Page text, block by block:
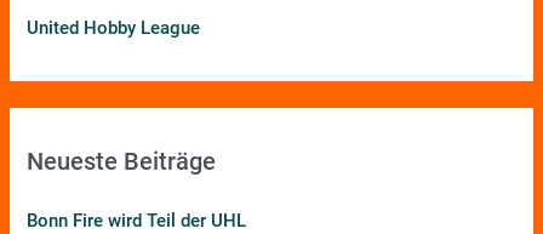
United Hobby League
Neueste Beiträge
Bonn Fire wird Teil der UHL